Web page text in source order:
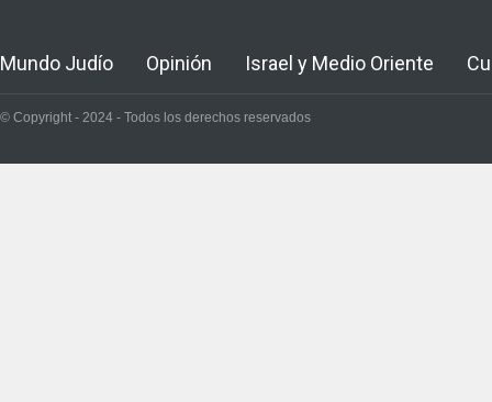
Mundo Judío Opinión Israel y Medio Oriente
© Copyright - 2024 - Todos los derechos reservados